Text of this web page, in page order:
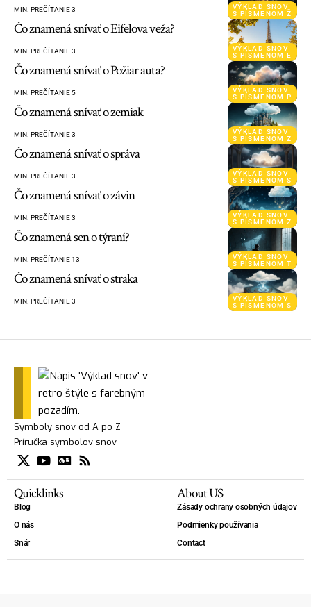
VÝKLAD SNOV
S PÍSMENOM Ž
MIN. PREČÍTANIE 3
VÝKLAD SNOV
S PÍSMENOM E
Čo znamená snívať o Eifelova veža?
MIN. PREČÍTANIE 3
VÝKLAD SNOV
S PÍSMENOM P
Čo znamená snívať o Požiar auta?
MIN. PREČÍTANIE 5
VÝKLAD SNOV
S PÍSMENOM Z
Čo znamená snívať o zemiak
MIN. PREČÍTANIE 3
VÝKLAD SNOV
S PÍSMENOM S
Čo znamená snívať o správa
MIN. PREČÍTANIE 3
VÝKLAD SNOV
S PÍSMENOM Z
Čo znamená snívať o závin
MIN. PREČÍTANIE 3
VÝKLAD SNOV
S PÍSMENOM T
Čo znamená sen o týraní?
MIN. PREČÍTANIE 13
VÝKLAD SNOV
S PÍSMENOM S
Čo znamená snívať o straka
MIN. PREČÍTANIE 3
Symboly snov od A po Z
Príručka symbolov snov
Quicklinks
Blog
O nás
Snár
About US
Zásady ochrany osobných údajov
Podmienky používania
Contact